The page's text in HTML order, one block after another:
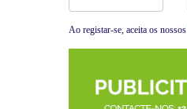
Ao registar-se, aceita os nossos